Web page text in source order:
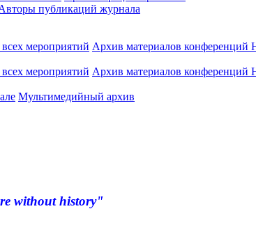
публикаций журнала
мероприятий Архив материалов конференций
мероприятий Архив материалов конференций
Мультимедийный архив
without history"